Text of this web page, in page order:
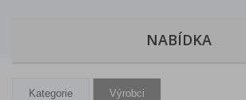
NABÍDKA
Kategorie Výrobci